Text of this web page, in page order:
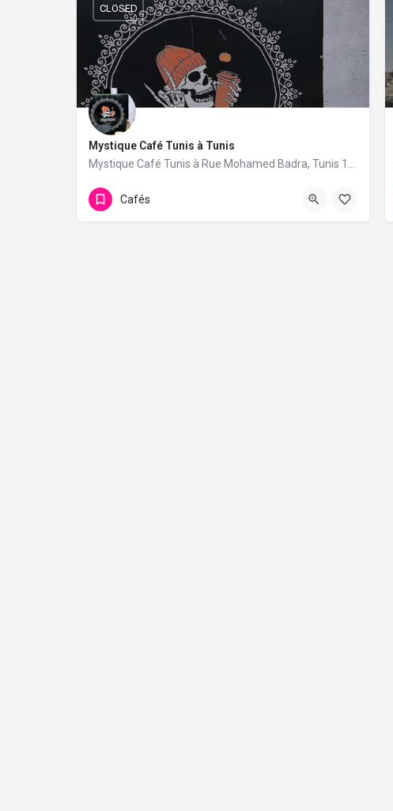
Mystique Café Tunis à Tunis
CLOSED
Cafés